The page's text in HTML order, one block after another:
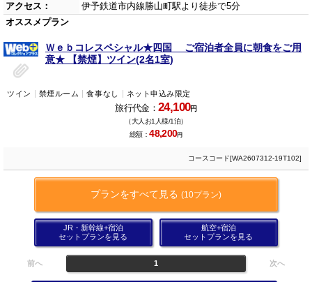
アクセス：
伊予鉄道市内線勝山町駅より徒歩で5分
オススメプラン
Ｗｅｂコレスペシャル★四国 ご宿泊者全員に朝食をご用
意★ 【禁煙】ツイン(2名1室)
ツイン 禁煙ルーム 食事なし ネット申込み限定
旅行代金：24,100円
（大人お1人様/1泊）
総額：48,200円
コースコード[WA2607312-19T102]
プランをすべて見る (10プラン)
JR・新幹線+宿泊
セットプランを見る
航空+宿泊
セットプランを見る
前へ 1 次へ